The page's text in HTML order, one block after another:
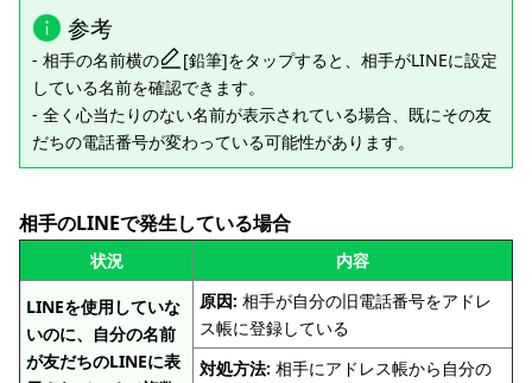
参考
- 相手の名前横の
[鉛筆]をタップすると、相手がLINEに設定
している名前を確認できます。
- 全く心当たりのない名前が表示されている場合、既にその友
だちの電話番号が変わっている可能性があります。
相手のLINEで発生している場合
状況 内容
LINEを使用していな
いのに、自分の名前
が友だちのLINEに表
原因: 相手が自分の旧電話番号をアドレ
ス帳に登録している
対処方法: 相手にアドレス帳から自分の